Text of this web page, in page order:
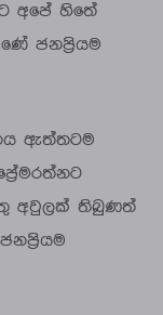
අපේ හිතේ
ජනප්‍රියම
ඇත්තටම
අවුලක් තිබුණත්